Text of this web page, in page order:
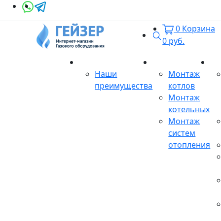
Поиск
0 Корзина
0 руб.
Наши
преимущества
Монтаж
котлов
Монтаж
котельных
Монтаж
систем
отопления